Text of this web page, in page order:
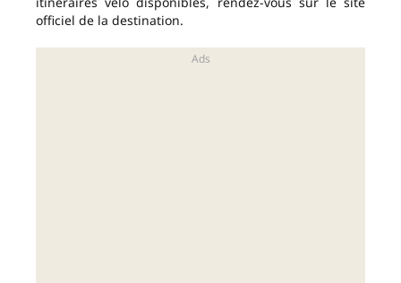
officiel de la destination.